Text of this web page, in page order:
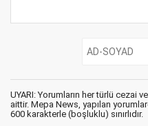
UYARI: Yorumların her türlü cezai
aittir. Mepa News, yapılan
600 karakterle (boşluklu) sınırlıdır.